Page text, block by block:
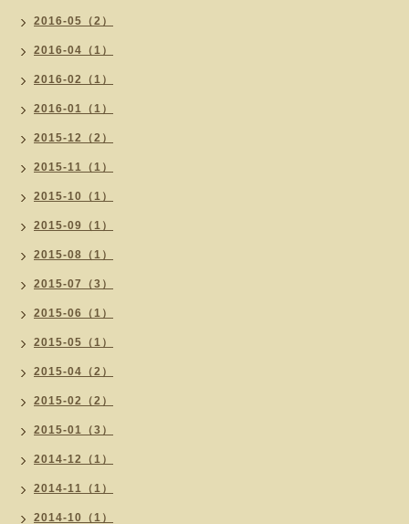
2016-05（2）
2016-04（1）
2016-02（1）
2016-01（1）
2015-12（2）
2015-11（1）
2015-10（1）
2015-09（1）
2015-08（1）
2015-07（3）
2015-06（1）
2015-05（1）
2015-04（2）
2015-02（2）
2015-01（3）
2014-12（1）
2014-11（1）
2014-10（1）